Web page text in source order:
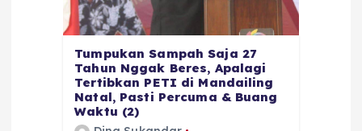
Tumpukan Sampah Saja 27
Tahun Nggak Beres, Apalagi
Tertibkan PETI di Mandailing
Natal, Pasti Percuma & Buang
Waktu (2)